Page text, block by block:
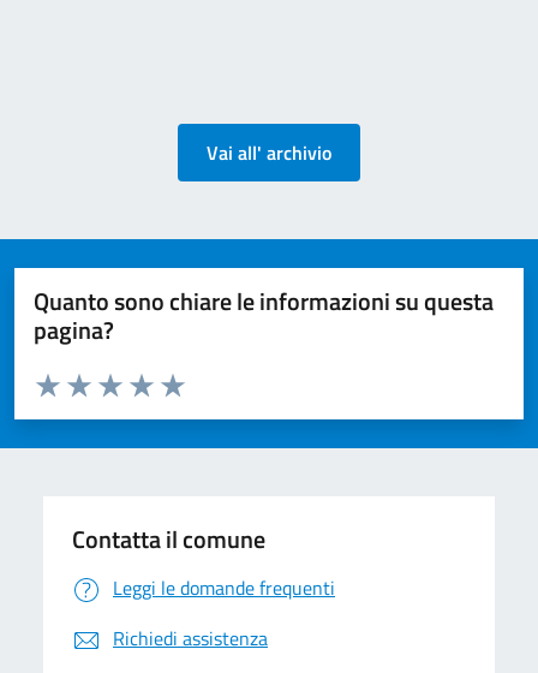
Vai all' archivio
Quanto sono chiare le informazioni su questa
pagina?
Valuta da 1 a 5 stelle la pagina
Valuta 5 stelle su 5
Valuta 4 stelle su 5
Valuta 3 stelle su 5
Valuta 2 stelle su 5
Valuta 1 stelle su 5
Contatta il comune
Leggi le domande frequenti
Richiedi assistenza